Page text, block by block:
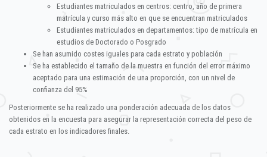
Estudiantes matriculados en centros: centro, año de primera
matrícula y curso más alto en que se encuentran matriculados
Estudiantes matriculados en departamentos: tipo de matrícula en
estudios de Doctorado o Posgrado
Se han asumido costes iguales para cada estrato y población
Se ha establecido el tamaño de la muestra en función del error máximo
aceptado para una estimación de una proporción, con un nivel de
confianza del 95%
Posteriormente se ha realizado una ponderación adecuada de los datos
obtenidos en la encuesta para asegurar la representación correcta del peso de
cada estrato en los indicadores finales.